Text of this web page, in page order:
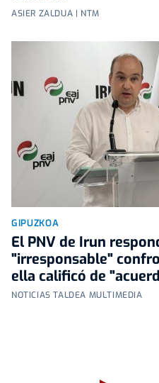
ASIER ZALDUA | NTM
GIPUZKOA
El PNV de Irun
"irresponsable"
ella calificó de
NOTICIAS TALDEA MULTIMEDIA